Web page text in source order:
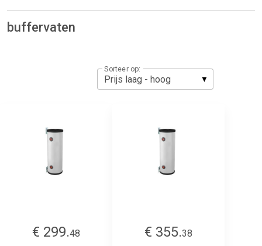
buffervaten
Sorteer op:
€ 299.48
€ 355.38